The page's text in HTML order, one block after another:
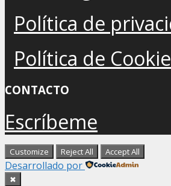
Política de
Política de
CONTACTO
Escríbeme
Customize Reject All Accept All
Desarrollado por
✖